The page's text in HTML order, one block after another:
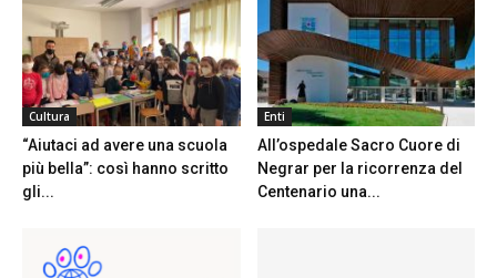
Cultura
“Aiutaci ad avere una scuola
più bella”: così hanno scritto
gli...
Enti
All’ospedale Sacro Cuore di
Negrar per la ricorrenza del
Centenario una...